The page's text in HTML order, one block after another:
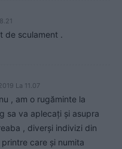
de sculament .
La 11.07
, am o rugăminte la
sa va aplecați și asupra
, diverși indivizi din
care și numita